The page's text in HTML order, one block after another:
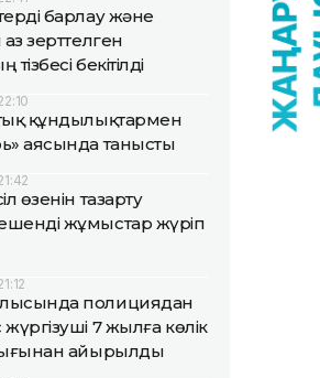
барлау және
зерттелген
бекітілді
құндылықтармен
аясында танысты
өзенін тазарту
жұмыстар жүріп
полициядан
7 жылға көлік
айырылды